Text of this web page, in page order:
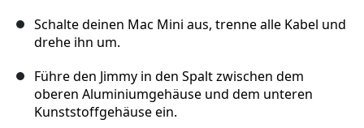
Schalte deinen Mac Mini aus, trenne alle Kabel und
drehe ihn um.
Führe den Jimmy in den Spalt zwischen dem
oberen Aluminiumgehäuse und dem unteren
Kunststoffgehäuse ein.